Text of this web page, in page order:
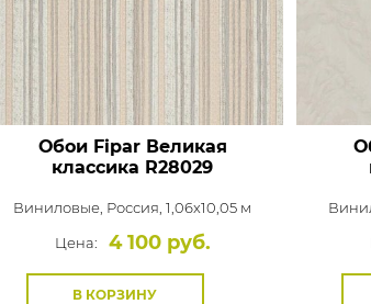
Обои Fipar Великая
классика R28029
Виниловые, Россия, 1,06x10,05 м
Цена:
4 100 руб.
В КОРЗИНУ